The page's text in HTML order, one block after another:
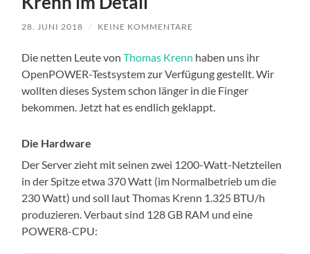
28. JUNI 2018 / KEINE KOMMENTARE
Die netten Leute vonThomas Krenn haben uns ihr
OpenPOWER-Testsystem zur Verfügung gestellt. Wir
wollten dieses System schon länger in die Finger
bekommen. Jetzt hat es endlich geklappt.
Die Hardware
Der Server zieht mit seinen zwei 1200-Watt-Netzteilen
in der Spitze etwa 370 Watt (im Normalbetrieb um die
230 Watt) und soll laut Thomas Krenn 1.325 BTU/h
produzieren. Verbaut sind 128 GB RAM und eine
POWER8-CPU: